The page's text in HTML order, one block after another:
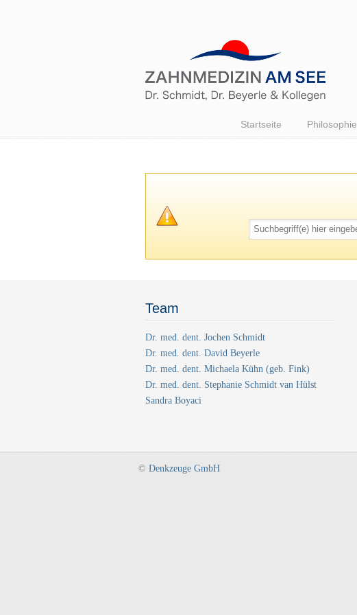
Startseite Philosophie
Team
Dr. med. dent. Jochen Schmidt
Dr. med. dent. David Beyerle
Dr. med. dent. Michaela Kühn (geb. Fink)
Dr. med. dent. Stephanie Schmidt van Hülst
Sandra Boyaci
© Denkzeuge GmbH